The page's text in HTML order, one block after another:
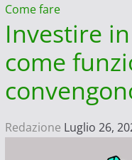
Come fare
Investire
come
Redazione Luglio 26,